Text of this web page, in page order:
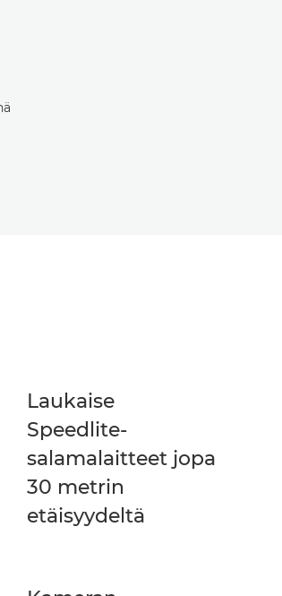
Laukaise
Speedlite-
salamalaitteet jopa
30 metrin
etäisyydeltä